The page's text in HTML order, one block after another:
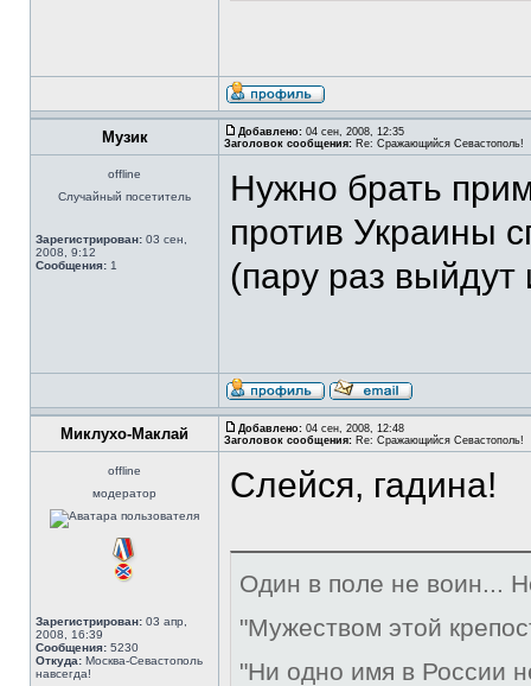
Музик Добавлено: 04 сен, 2008, 12:35
Заголовок сообщения: Re: Сражающийся Севастополь!
offline
Случайный посетитель
Зарегистрирован: 03 сен,
2008, 9:12
Сообщения: 1
Нужно брать
против Украины
(пару раз выйдут
Миклухо-Маклай Добавлено: 04 сен, 2008, 12:48
Заголовок сообщения: Re: Сражающийся Севастополь!
offline
модератор
Зарегистрирован: 03 апр,
2008, 16:39
Сообщения: 5230
Откуда: Москва-Севастополь
навсегда!
Слейся, гадина!
Один в поле не воин...
"Мужеством этой
"Ни одно имя в России